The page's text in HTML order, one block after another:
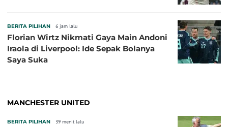
BERITA PILIHAN 6 jam lalu
Florian Wirtz Nikmati Gaya Main Andoni
Iraola di Liverpool: Ide Sepak Bolanya
Saya Suka
MANCHESTER UNITED
BERITA PILIHAN 39 menit lalu